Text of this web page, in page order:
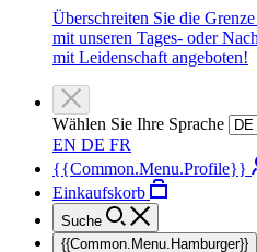
Überschreiten Sie die
mit unseren Tages- oder
mit Leidenschaft angeboten!
Wählen Sie Ihre Sprache
EN DE FR
{{Common.Menu.Profile}}
Einkaufskorb
Suche
{{Common.Menu.Hamburger}}